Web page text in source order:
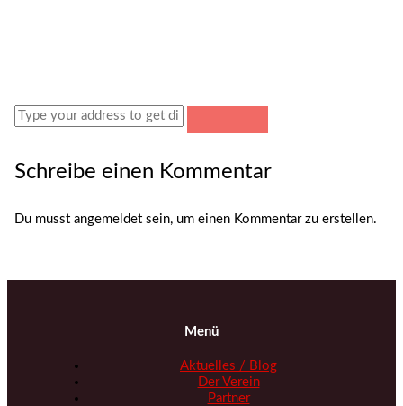
Schreibe einen Kommentar
Du musst angemeldet sein, um einen Kommentar zu erstellen.
Menü
Aktuelles / Blog
Der Verein
Partner